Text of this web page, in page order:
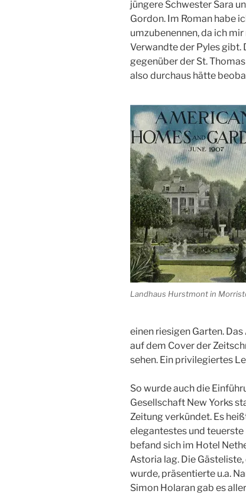
jüngere Schwester Sara
Gordon. Im Roman habe
umzubenennen, da ich
Verwandte der Pyles gibt.
gegenüber der St.
also durchaus hätte
Landhaus Hurstmont in
einen riesigen Garten.
auf dem Cover der
sehen. Ein privilegiertes
So wurde auch die
Gesellschaft New Yorks
Zeitung verkündet. Es
elegantestes und teuerste
befand sich im Hotel
Astoria lag. Die
wurde, präsentierte u.a.
Simon Holaran gab es